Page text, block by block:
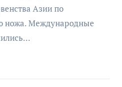
Азии по
ножа. Международные